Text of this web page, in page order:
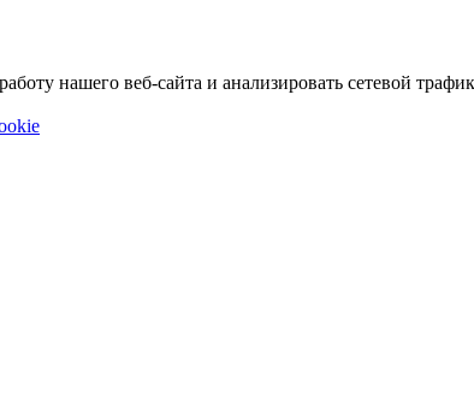
нашего веб-сайта и анализировать сетевой